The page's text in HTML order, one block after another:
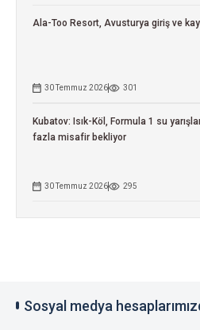
Ala-Too Resort, Avusturya giriş ve
30 Temmuz 2026 301
Kubatov: Isık-Köl, Formula 1 su
fazla misafir bekliyor
30 Temmuz 2026 295
Sosyal medya